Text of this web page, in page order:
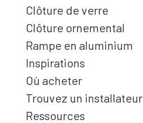
Clôture de verre
Clôture ornemental
Rampe en aluminium
Inspirations
Où acheter
Trouvez un installateur
Ressources